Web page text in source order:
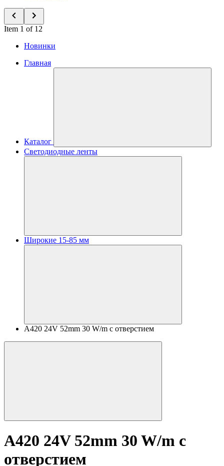
Item 1 of 12
Новинки
Главная
Каталог
Светодиодные ленты
Широкие 15-85 мм
A420 24V 52mm 30 W/m с отверстием
A420 24V 52mm 30 W/m с
отверстием